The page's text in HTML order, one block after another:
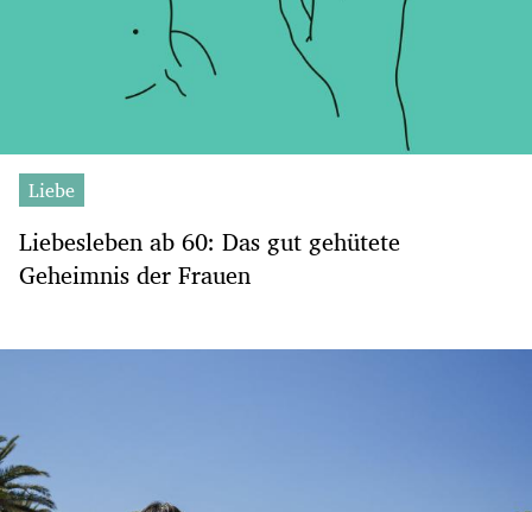
Liebe
Liebesleben ab 60: Das gut gehütete
Geheimnis der Frauen